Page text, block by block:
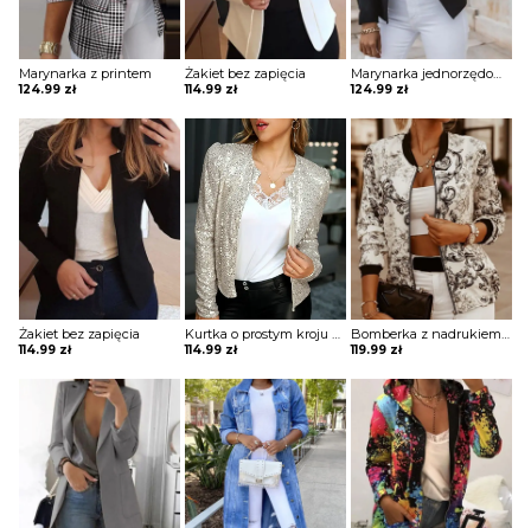
Marynarka z printem
124.99 zł
Żakiet bez zapięcia
114.99 zł
Marynarka jednorzędowa z ozdobnymi guzikami
124.99 zł
Żakiet bez zapięcia
114.99 zł
Kurtka o prostym kroju z cekinami
114.99 zł
Bomberka z nadrukiem na zamek
119.99 zł